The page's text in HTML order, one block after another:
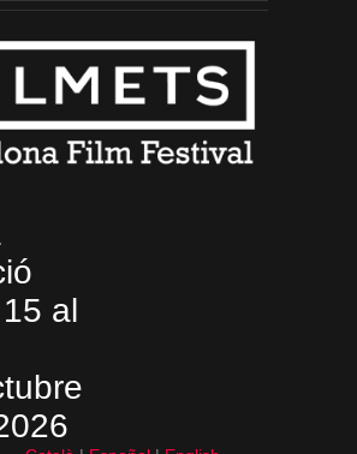
al